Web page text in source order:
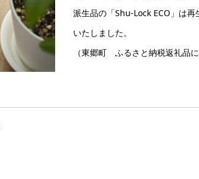
派生品の「Shu-Lock ECO」は
いたしました。
（東郷町 ふるさと納税返礼品